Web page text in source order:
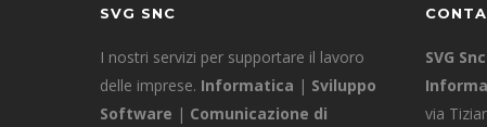
SVG SNC
I nostri servizi per supportare il lavoro
delle imprese. Informatica | Sviluppo
Software | Comunicazione di
SVG Snc
via